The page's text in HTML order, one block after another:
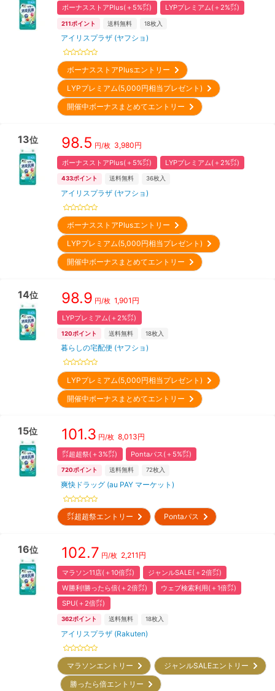
ボーナスストアPlus(＋5%㌽) LYPプレミアム(＋2%㌽)
211ポイント 送料無料 18枚入
アイリスプラザ (ヤフショ)
ボーナスストアPlusエントリー
LYPプレミアム(5,000円相当プレゼント)
開催中ボーナスまとめてエントリー
13位 98.5 円/枚 3,980円
ボーナスストアPlus(＋5%㌽) LYPプレミアム(＋2%㌽)
433ポイント 送料無料 36枚入
アイリスプラザ (ヤフショ)
ボーナスストアPlusエントリー
LYPプレミアム(5,000円相当プレゼント)
開催中ボーナスまとめてエントリー
14位 98.9 円/枚 1,901 円
LYPプレミアム(＋2%㌽)
120ポイント 送料無料 18枚入
暮らしの宅配便 (ヤフショ)
LYPプレミアム(5,000円相当プレゼント)
開催中ボーナスまとめてエントリー
15位 101.3 円/枚 8,013円
㌽超超祭(＋3%㌽) Pontaパス(＋5%㌽)
720ポイント 送料無料 72枚入
爽快ドラッグ (au PAY マーケット)
㌽超超祭エントリー Pontaパス
16位 102.7 円/枚 2,211 円
マラソン11店(＋10倍㌽)
ジャンルSALE(＋2倍㌽)
W勝利!勝ったら倍(＋2倍㌽)
ウェブ検索利用(＋1倍㌽)
SPU(＋2倍㌽)
362ポイント 送料無料 18枚入
アイリスプラザ (Rakuten)
マラソンエントリー
ジャンルSALEエントリー
勝ったら倍エントリー